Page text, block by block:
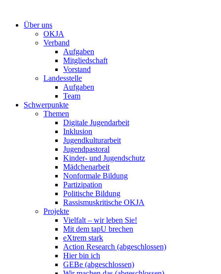
springenÜber uns
OKJA
Verband
Aufgaben
Mitgliedschaft
Vorstand
Landesstelle
Aufgaben
Team
Schwerpunkte
Themen
Digitale Jugendarbeit
Inklusion
Jugendkulturarbeit
Jugendpastoral
Kinder- und Jugendschutz
Mädchenarbeit
Nonformale Bildung
Partizipation
Politische Bildung
Rassismuskritische OKJA
Projekte
Vielfalt – wir leben Sie!
Mit dem tapU brechen
eXtrem stark
Action Research (abgeschlossen)
Hier bin ich
GEBe (abgeschlossen)